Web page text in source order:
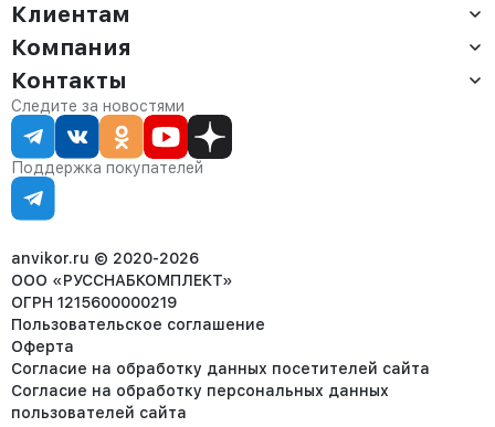
Клиентам
Доставка
Оплата
Сервис
Статус заказа
Статьи
Компания
О компании
Контакты
Партнёрам
Контакты
Отдел продаж:
8 (800) 234-22-62
corp@anvikor.ru
Ежедневно, с 7:00-19:00 (МСК)
Отдел рекламации:
8 (953) 455-25-61
Следите за новостями
Поддержка покупателей
anvikor.ru © 2020-2026
ООО «РУССНАБКОМПЛЕКТ»
ОГРН 1215600000219
Пользовательское соглашение
Оферта
Согласие на обработку данных посетителей сайта
Согласие на обработку персональных данных
пользователей сайта